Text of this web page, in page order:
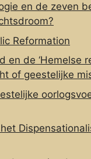
en de zeven
Reformation
en de ‘Hemelse
of geestelijke